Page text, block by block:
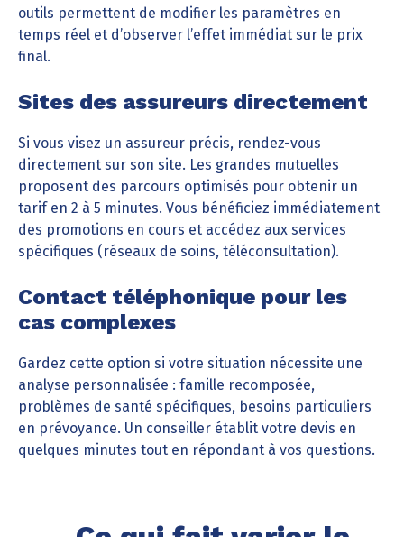
outils permettent de modifier les paramètres en
temps réel et d’observer l’effet immédiat sur le prix
final.
Sites des assureurs directement
Si vous visez un assureur précis, rendez-vous
directement sur son site. Les grandes mutuelles
proposent des parcours optimisés pour obtenir un
tarif en 2 à 5 minutes. Vous bénéficiez immédiatement
des promotions en cours et accédez aux services
spécifiques (réseaux de soins, téléconsultation).
Contact téléphonique pour les
cas complexes
Gardez cette option si votre situation nécessite une
analyse personnalisée : famille recomposée,
problèmes de santé spécifiques, besoins particuliers
en prévoyance. Un conseiller établit votre devis en
quelques minutes tout en répondant à vos questions.